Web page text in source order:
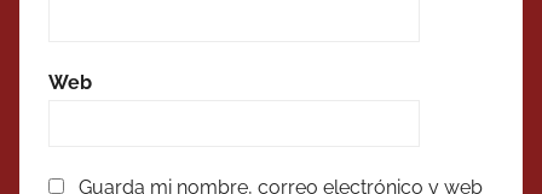
Web
Guarda mi nombre, correo electrónico y web